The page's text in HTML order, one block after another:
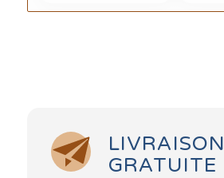
LIVRAISON
GRATUITE